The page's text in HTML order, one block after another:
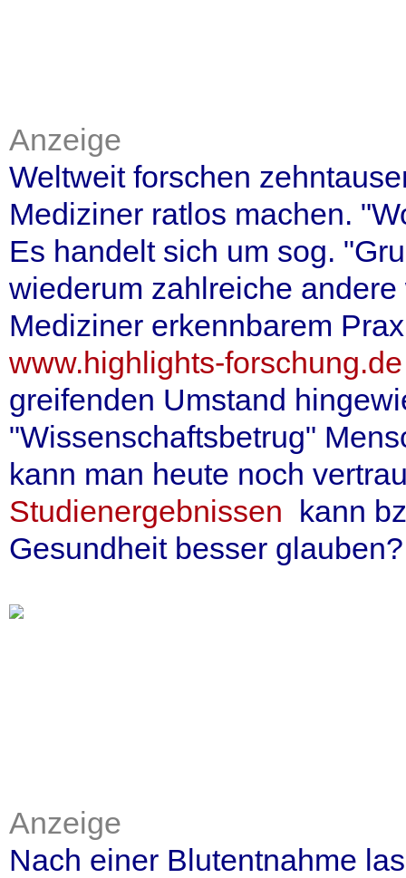
Anzeige
Weltweit forschen
Mediziner ratlos machen.
Es handelt sich um sog.
wiederum zahlreiche
Mediziner erkennbarem
www.highlights-forschung.de
greifenden Umstand
"Wissenschaftsbetrug"
kann man heute noch
Studienergebnissen kann
Gesundheit besser glauben?
Anzeige
Nach einer Blutentnahme